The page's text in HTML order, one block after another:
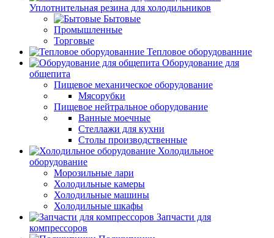
Уплотнительная резина для холодильников
Бытовые
Промышленные
Торговые
Тепловое оборудованние
Оборудование для
общепита
Пищевое механическое оборудование
Мясорубки
Пищевое нейтральное оборудование
Ванные моечные
Стеллажи для кухни
Столы производственные
Холодильное
оборудование
Морозильные лари
Холодильные камеры
Холодильные машины
Холодильные шкафы
Запчасти для
компрессоров